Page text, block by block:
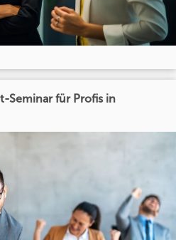
Seminar für Profis in